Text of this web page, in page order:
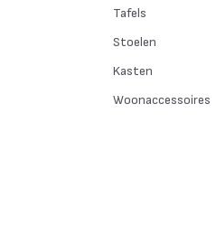
Tafels
Stoelen
Kasten
Woonaccessoires